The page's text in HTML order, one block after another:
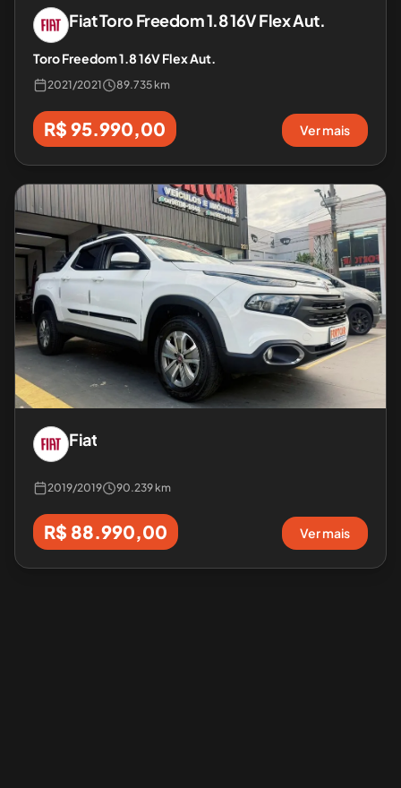
FiatToro Freedom 1.8 16V Flex Aut.
Toro Freedom 1.8 16V Flex Aut.
2021/2021 89.735 km
R$ 95.990,00 Ver mais
Fiat
2019/2019 90.239 km
R$ 88.990,00 Ver mais